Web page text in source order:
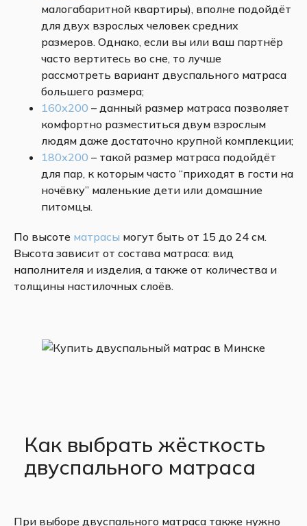
малогабаритной квартиры), вполне подойдёт
для двух взрослых человек средних
размеров. Однако, если вы или ваш партнёр
часто вертитесь во сне, то лучше
рассмотреть вариант двуспального матраса
большего размера;
160х200 – данный размер матраса позволяет
комфортно разместиться двум взрослым
людям даже достаточно крупной комплекции;
180х200 – такой размер матраса подойдёт
для пар, к которым часто “приходят в гости на
ночёвку” маленькие дети или домашние
питомцы.
По высоте матрасы могут быть от 15 до 24 см.
Высота зависит от состава матраса: вид
наполнителя и изделия, а также от количества и
толщины настилочных слоёв.
Как выбрать жёсткость
двуспального матраса
При выборе двуспального матраса также нужно